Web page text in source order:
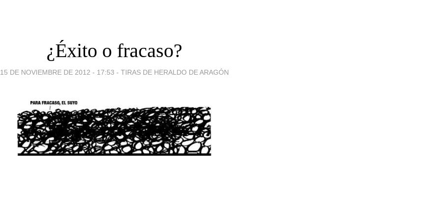
¿Éxito o fracaso?
15 DE NOVIEMBRE DE 2012 - 17:53 - TIRAS DE HERALDO DE ARAGÓN